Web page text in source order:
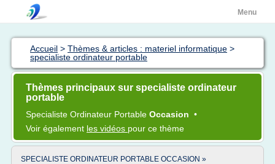
Menu
Accueil > Thèmes & articles : materiel informatique >
specialiste ordinateur portable
Thèmes principaux sur specialiste ordinateur
portable
Specialiste Ordinateur Portable Occasion •
Voir également les vidéos pour ce thème
SPECIALISTE ORDINATEUR PORTABLE OCCASION »